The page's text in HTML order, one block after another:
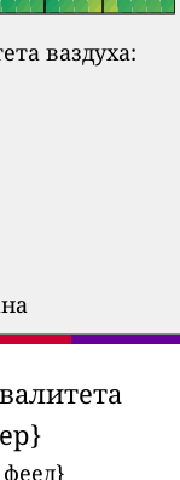
ваздуха: